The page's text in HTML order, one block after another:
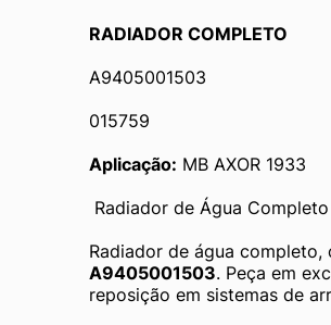
RADIADOR COMPLETO
A9405001503
015759
Aplicação: MB AXOR 1933
Radiador de Água
Radiador de água completo,
A9405001503. Peça em
reposição em sistemas de